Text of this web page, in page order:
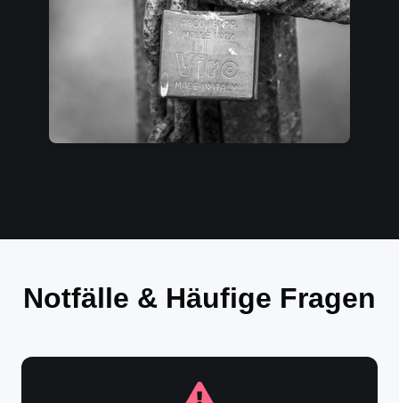
Notfälle & Häufige Fragen